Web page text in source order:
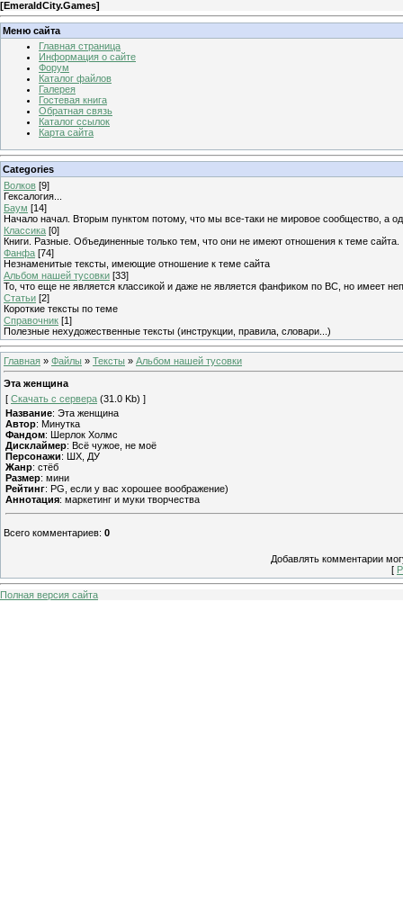
[EmeraldCity.Games]
Меню сайта
Главная страница
Информация о сайте
Форум
Каталог файлов
Галерея
Гостевая книга
Обратная связь
Каталог ссылок
Карта сайта
Categories
Волков [9]
Гексалогия...
Баум [14]
Начало начал. Вторым пунктом потому, что мы все-таки не мировое сообщество, а
Классика [0]
Книги. Разные. Объединенные только тем, что они не имеют отношения к теме сайта.
Фанфа [74]
Незнаменитые тексты, имеющие отношение к теме сайта
Альбом нашей тусовки [33]
То, что еще не является классикой и даже не является фанфиком по ВС, но имеет
Статьи [2]
Короткие тексты по теме
Справочник [1]
Полезные нехудожественные тексты (инструкции, правила, словари...)
Главная » Файлы » Тексты » Альбом нашей тусовки
Эта женщина
[ Скачать с сервера (31.0 Kb) ]
Название: Эта женщина
Автор: Минутка
Фандом: Шерлок Холмс
Дисклаймер: Всё чужое, не моё
Персонажи: ШХ, ДУ
Жанр: стёб
Размер: мини
Рейтинг: PG, если у вас хорошее воображение)
Аннотация: маркетинг и муки творчества
Всего комментариев: 0
Добавлять комментарии
[
Полная версия сайта